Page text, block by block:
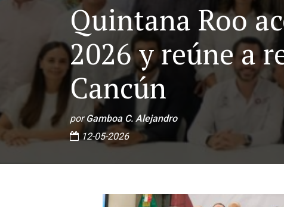
Quintana Roo
2026 y reúne a
Cancún
porGamboa C. Alejandro
12-05-2026